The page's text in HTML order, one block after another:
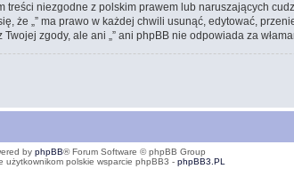
niezgodne z polskim prawem lub naruszających
że „” ma prawo w każdej chwili usunąć, edytować,
zgody, ale ani „” ani phpBB nie odpowiada za
by phpBB® Forum Software © phpBB Group
użytkownikom polskie wsparcie phpBB3 - phpBB3.PL